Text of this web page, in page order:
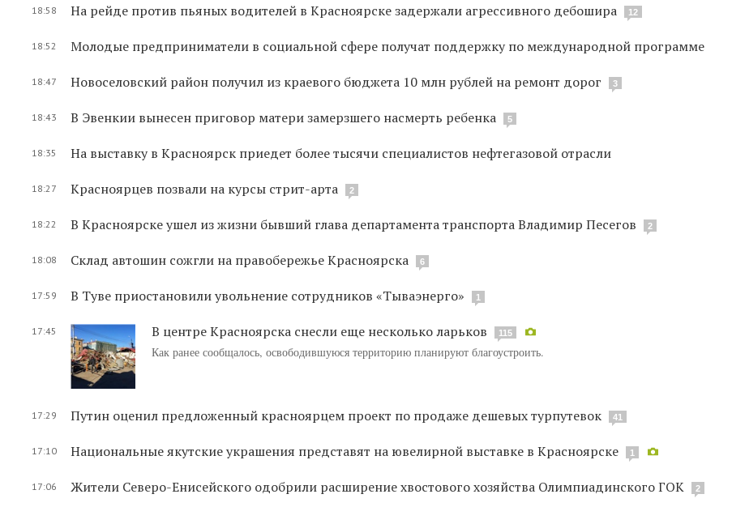
18:58 На рейде против пьяных водителей в Красноярске задержали агрессивного дебошира 12
18:52 Молодые предприниматели в социальной сфере получат поддержку по международной программе
18:47 Новоселовский район получил из краевого бюджета 10 млн рублей на ремонт дорог 3
18:43 В Эвенкии вынесен приговор матери замерзшего насмерть ребенка 5
18:35 На выставку в Красноярск приедет более тысячи специалистов нефтегазовой отрасли
18:27 Красноярцев позвали на курсы стрит-арта 2
18:22 В Красноярске ушел из жизни бывший глава департамента транспорта Владимир Песегов 2
18:08 Склад автошин сожгли на правобережье Красноярска 6
17:59 В Туве приостановили увольнение сотрудников «Тываэнерго» 1
17:45 В центре Красноярска снесли еще несколько ларьков 115
Как ранее сообщалось, освободившуюся территорию планируют благоустроить.
17:29 Путин оценил предложенный красноярцем проект по продаже дешевых турпутевок 41
17:10 Национальные якутские украшения представят на ювелирной выставке в Красноярске 1
17:06 Жители Северо-Енисейского одобрили расширение хвостового хозяйства Олимпиадинского ГОК 2